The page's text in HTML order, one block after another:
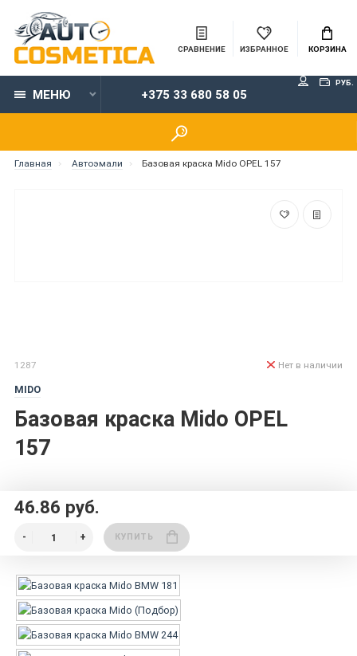
СРАВНЕНИЕ ИЗБРАННОЕ КОРЗИНА
МЕНЮ +375 33 680 58 05
РУБ.
Главная Автоэмали Базовая краска Mido OPEL 157
1287
MIDO
Базовая краска Mido OPEL
157
Нет в наличии
46.86 руб.
КУПИТЬ